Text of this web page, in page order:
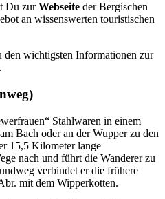
Du zurWebseite der Bergischen
an wissenswerten touristischen
den wichtigsten Informationen zur
Stahlwaren in einem
Bach oder an der Wupper zu den
15,5 Kilometer lange
nach und führt die Wanderer zu
verbindet er die frühere
mit dem Wipperkotten.